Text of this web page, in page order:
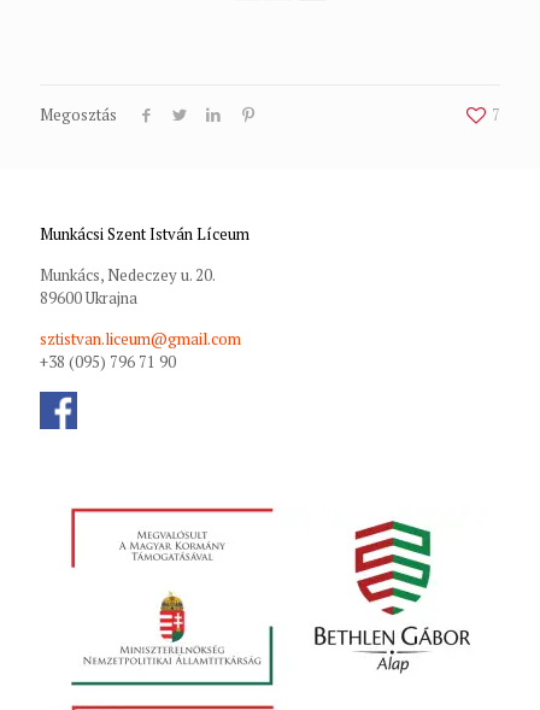
Megosztás 7
Munkácsi Szent István Líceum
Munkács, Nedeczey u. 20.
89600 Ukrajna
sztistvan.liceum@gmail.com
+38 (095) 796 71 90